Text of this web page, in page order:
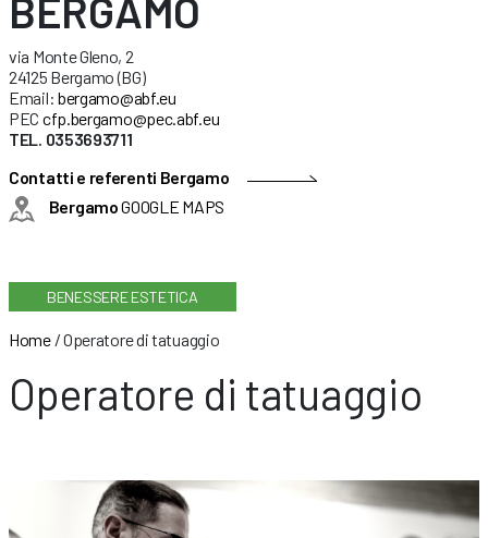
BERGAMO
via Monte Gleno, 2
24125 Bergamo (BG)
Email: bergamo@abf.eu
PEC cfp.bergamo@pec.abf.eu
TEL. 0353693711
Contatti e referenti Bergamo
BergamoGOOGLE MAPS
BENESSERE ESTETICA
Home/Operatore di tatuaggio
Operatore di tatuaggio